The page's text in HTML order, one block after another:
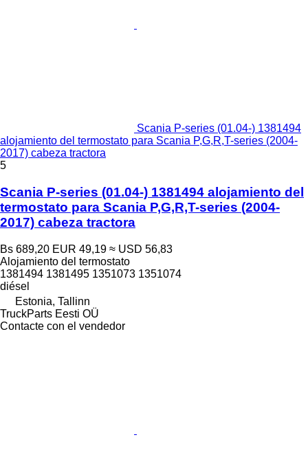
Scania P-series (01.04-) 1381494
alojamiento del termostato para Scania P,G,R,T-series (2004-
2017) cabeza tractora
5
Scania P-series (01.04-) 1381494 alojamiento del
termostato para Scania P,G,R,T-series (2004-
2017) cabeza tractora
Bs 689,20 EUR 49,19 ≈ USD 56,83
Alojamiento del termostato
1381494 1381495 1351073 1351074
diésel
Estonia, Tallinn
TruckParts Eesti OÜ
Contacte con el vendedor